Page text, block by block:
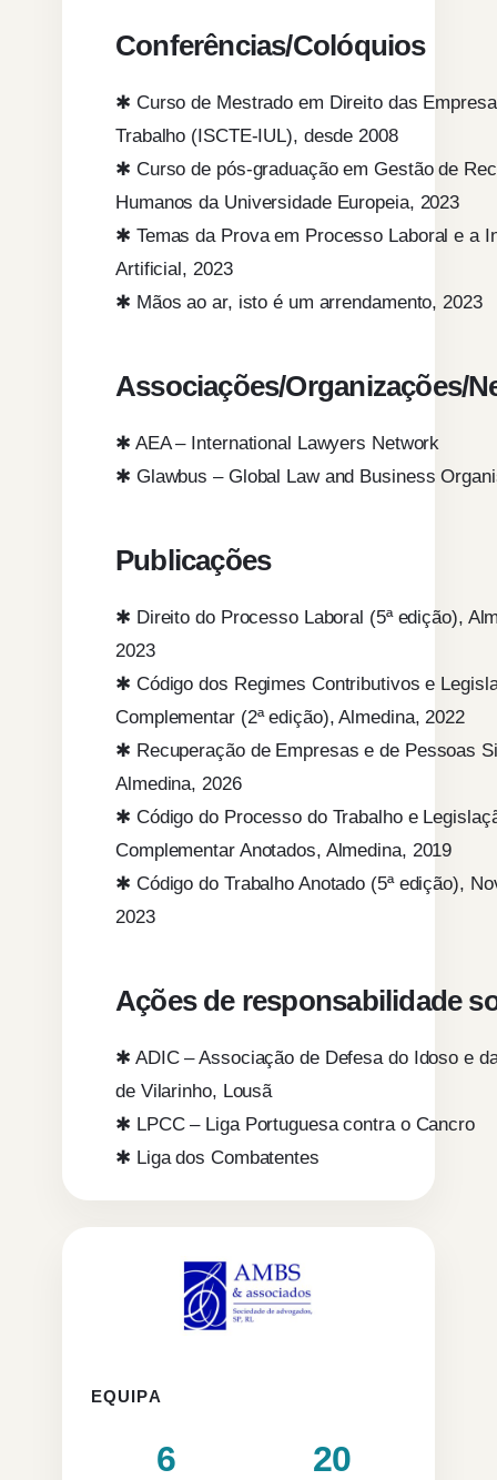
Conferências/Colóquios
✱ Curso de Mestrado em Direito das
Trabalho (ISCTE-IUL), desde 2008
✱ Curso de pós-graduação em Gestão de
Humanos da Universidade Europeia, 2023
✱ Temas da Prova em Processo Laboral e a
Artificial, 2023
✱ Mãos ao ar, isto é um arrendamento, 2023
Associações/Organizações/
✱ AEA – International Lawyers Network
✱ Glawbus – Global Law and Business
Publicações
✱ Direito do Processo Laboral (5ª edição),
2023
✱ Código dos Regimes Contributivos e
Complementar (2ª edição), Almedina, 2022
✱ Recuperação de Empresas e de Pessoas
Almedina, 2026
✱ Código do Processo do Trabalho e
Complementar Anotados, Almedina, 2019
✱ Código do Trabalho Anotado (5ª edição),
2023
Ações de responsabilidade
✱ ADIC – Associação de Defesa do Idoso e
de Vilarinho, Lousã
✱ LPCC – Liga Portuguesa contra o Cancro
✱ Liga dos Combatentes
EQUIPA
6 20